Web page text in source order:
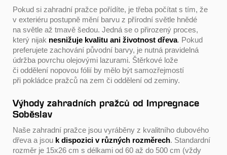
Pokud si zahradní pražce pořídíte, je třeba počítat s tím, že
v exteriéru postupně mění barvu z přírodní světle hnědé
na světle až tmavě šedou. Jedná se o přirozený proces,
který nijak nesnižuje kvalitu ani životnost dřeva. Pokud
preferujete zachování původní barvy, je nutná pravidelná
údržba povrchu olejovými lazurami. Štěrkové lože
či oddělení nopovou fólií by mělo být samozřejmostí
při pokládce pražců na zem či oddělení od zeminy.
Výhody zahradních pražců od Impregnace
Soběslav
Naše zahradní pražce jsou vyráběny z kvalitního dubového
dřeva a jsou k dispozici v různých rozměrech. Standardní
rozměr je 15x26 cm s délkami od 60 až do 500 cm (vždy